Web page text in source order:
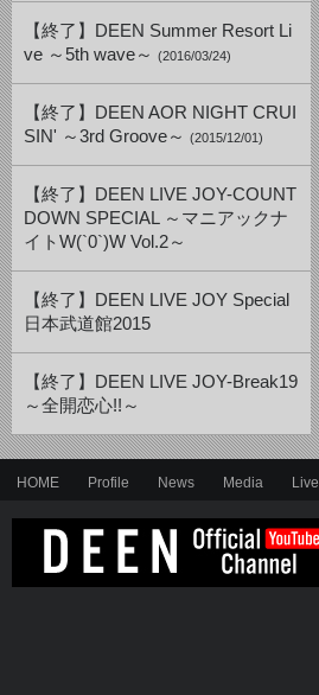
【終了】DEEN Summer Resort Li
ve ～5th wave～ (2016/03/24)
【終了】DEEN AOR NIGHT CRUI
SIN' ～3rd Groove～ (2015/12/01)
【終了】DEEN LIVE JOY-COUNT
DOWN SPECIAL ～マニアックナ
イトW(`0`)W Vol.2～
【終了】DEEN LIVE JOY Special
日本武道館2015
【終了】DEEN LIVE JOY-Break19
～全開恋心!!～
HOME Profile News Media Live